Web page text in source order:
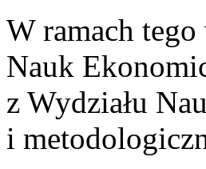
W ramach
Nauk
z Wydziału
i